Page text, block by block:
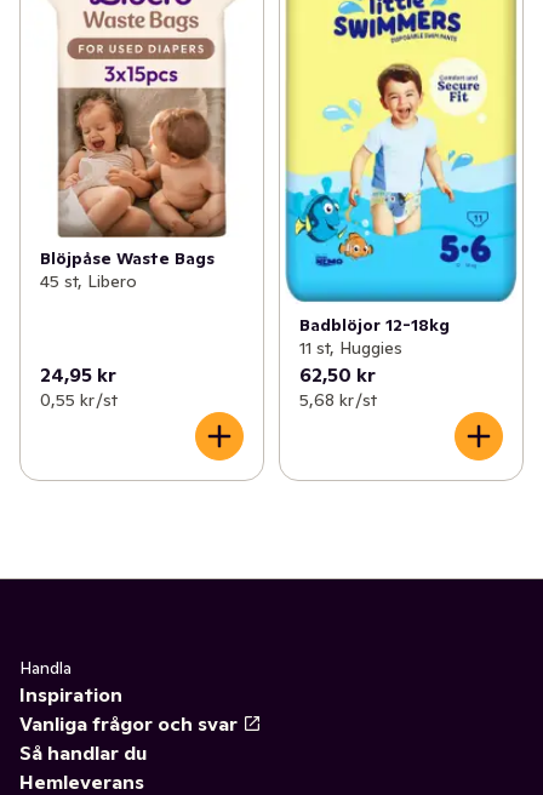
Blöjpåse Waste Bags
45 st, Libero
24,95 kr
0,55 kr /st
Badblöjor 12-18kg
11 st, Huggies
62,50 kr
5,68 kr /st
Handla
Inspiration
Vanliga frågor och svar
Så handlar du
Hemleverans